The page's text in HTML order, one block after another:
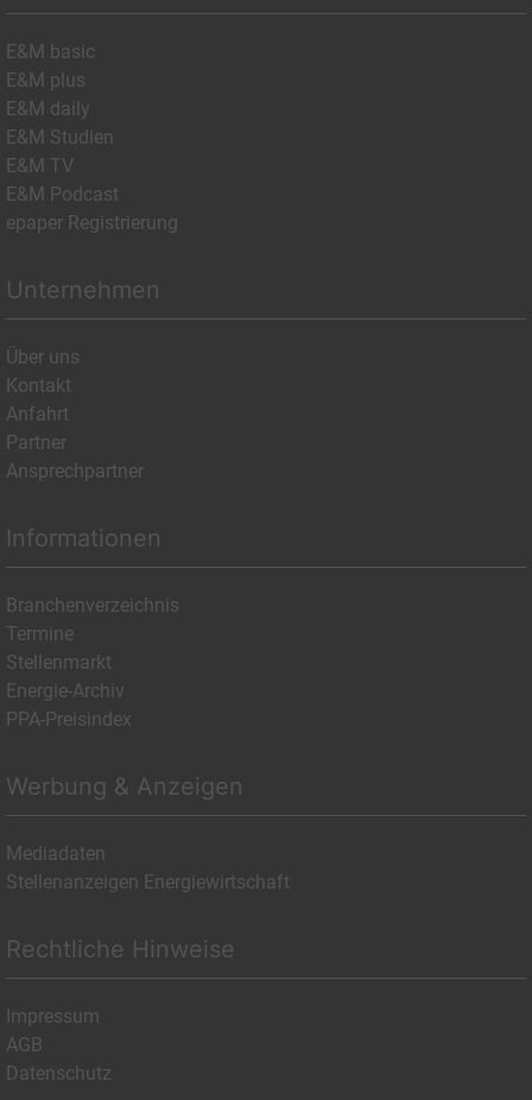
E&M basic
E&M plus
E&M daily
E&M Studien
E&M TV
E&M Podcast
epaper Registrierung
Unternehmen
Über uns
Kontakt
Anfahrt
Partner
Ansprechpartner
Informationen
Branchenverzeichnis
Termine
Stellenmarkt
Energie-Archiv
PPA-Preisindex
Werbung & Anzeigen
Mediadaten
Stellenanzeigen Energiewirtschaft
Rechtliche Hinweise
Impressum
AGB
Datenschutz